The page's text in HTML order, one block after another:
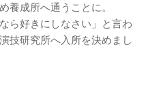
養成所へ通うことに。
ら好きにしなさい」と言わ
技研究所へ入所を決めまし